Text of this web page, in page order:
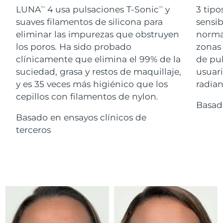
LUNATM 4 usa pulsaciones T-SonicTM
y
suaves filamentos de silicona para
eliminar las impurezas que obstruyen
los poros. Ha sido probado
clínicamente que elimina el 99% de la
suciedad, grasa y restos de maquillaje,
y es 35 veces más higiénico que los
cepillos con filamentos de nylon.
Basado en ensayos clínicos de
terceros
3
de
For healthy hair
18% PAP
Cosméticos Hombres
Comprar todo
FOREO APP
Israel Entrega prevista14/08/2026
Italia Entrega prevista10/08/2026
Japón Entrega prevista13/08/2026
Jersey Entrega prevista 15/08/2026
12/08/2026
Kuwait
Lituania Entrega prevista10/08/2026